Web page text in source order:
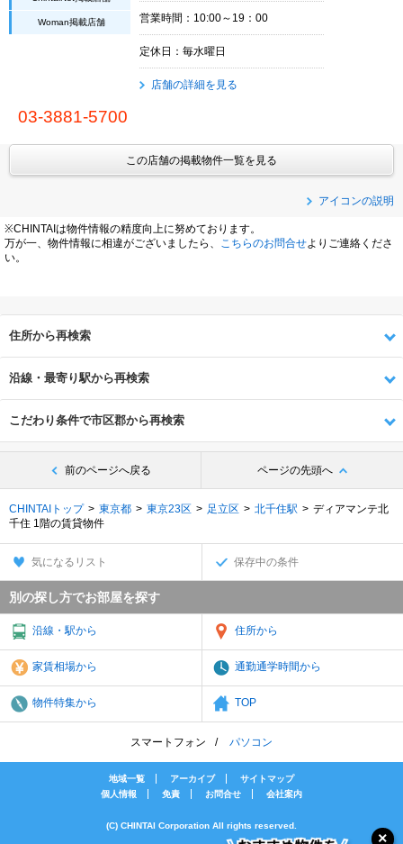
Woman掲載店舗 営業時間：10:00～19：00
定休日：毎水曜日
店舗の詳細を見る
03-3881-5700
この店舗の掲載物件一覧を見る
アイコンの説明
※CHINTAIは物件情報の精度向上に努めております。
万が一、物件情報に相違がございましたら、
こちらのお問合せよりご連絡くださ
い。
住所から再検索
沿線・最寄り駅から再検索
こだわり条件で市区郡から再検索
前のページへ戻る ページの先頭へ
CHINTAIトップ 東京都 東京23区 足立区 北千住駅
ディアマンテ北
千住 1階の賃貸物件
気になるリスト 保存中の条件
別の探し方でお部屋を探す
沿線・駅から 住所から
家賃相場から 通勤通学時間から
物件特集から TOP
スマートフォン パソコン
地域一覧 アーカイブ
サイトマップ
個人情報
免責 お問合せ 会社案内
(C) CHINTAI Corporation All rights reserved.